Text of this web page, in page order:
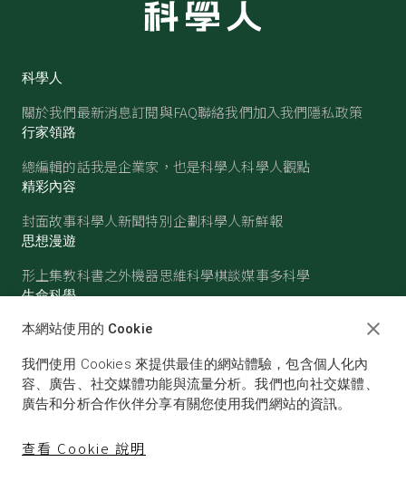
科學人
關於我們最新消息訂閱與FAQ聯絡我們加入我們隱私政策
行家領路
總編輯的話我是企業家，也是科學人科學人觀點
精彩內容
封面故事科學人新聞特別企劃科學人新鮮報
思想漫遊
形上集教科書之外機器思維科學棋談媒事多科學
生命科學
醫學古生物心理學生態學
物理 化學地球科學天文
本網站使用的 Cookie
我們使用 Cookies 來提供最佳的網站體驗，包含個人化內
容、廣告、社交媒體功能與流量分析。我們也向社交媒體、
廣告和分析合作伙伴分享有關您使用我們網站的資訊。
查看 Cookie 說明